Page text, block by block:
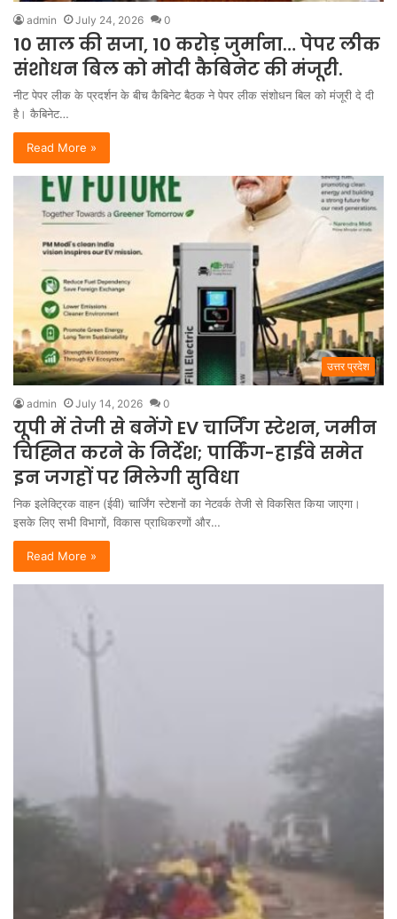
admin July 24, 2026 0
10 साल की सजा, 10 करोड़ जुर्माना… पेपर लीक
संशोधन बिल को मोदी कैबिनेट की मंजूरी.
नीट पेपर लीक के प्रदर्शन के बीच कैबिनेट बैठक ने पेपर लीक संशोधन बिल को मंजूरी दे दी
है। कैबिनेट…
Read More »
उत्तर प्रदेश
admin July 14, 2026 0
यूपी में तेजी से बनेंगे EV चार्जिंग स्टेशन, जमीन
चिह्नित करने के निर्देश; पार्किंग-हाईवे समेत
इन जगहों पर मिलेगी सुविधा
निक इलेक्ट्रिक वाहन (ईवी) चार्जिंग स्टेशनों का नेटवर्क तेजी से विकसित किया जाएगा।
इसके लिए सभी विभागों, विकास प्राधिकरणों और…
Read More »